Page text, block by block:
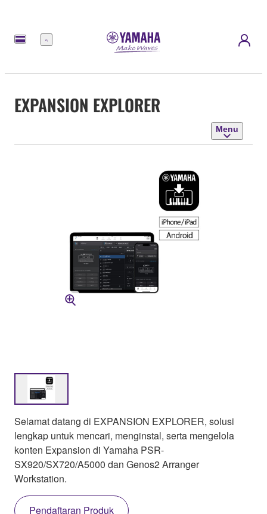
Menu
EXPANSION EXPLORER
Menu
Selamat datang di EXPANSION EXPLORER, solusi
lengkap untuk mencari, menginstal, serta mengelola
konten Expansion di Yamaha PSR-
SX920/SX720/A5000 dan Genos2 Arranger
Workstation.
Pendaftaran Produk